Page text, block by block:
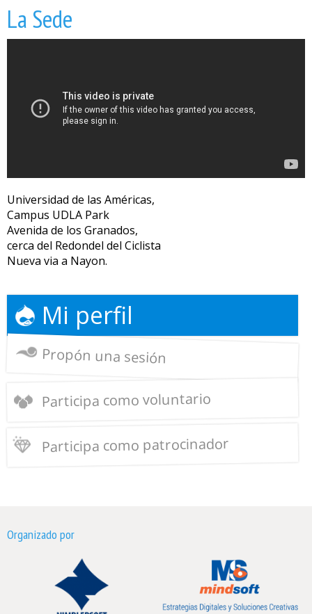
La Sede
Universidad de las Américas,
Campus UDLA Park
Avenida de los Granados,
cerca del Redondel del Ciclista
Nueva via a Nayon.
Mi perfil
Propón una sesión
Participa como voluntario
Participa como patrocinador
Organizado por